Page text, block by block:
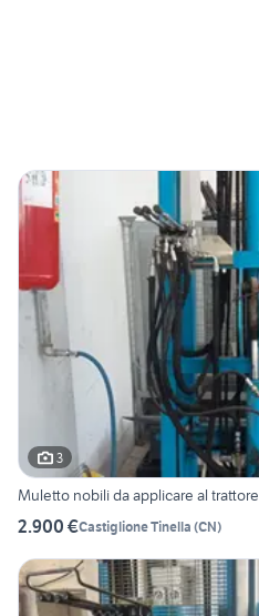
3
Muletto nobili da applicare al trattore
2.900 €Castiglione Tinella (CN)